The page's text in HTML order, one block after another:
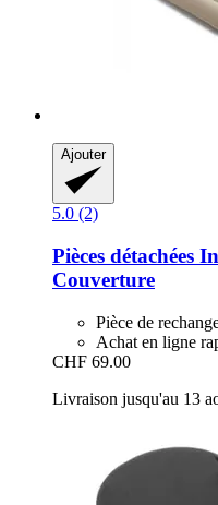
Ajouter
5.0 (2)
Pièces détachées
Couverture
Pièce de
Achat en ligne
CHF 69.00
Livraison jusqu'au 13